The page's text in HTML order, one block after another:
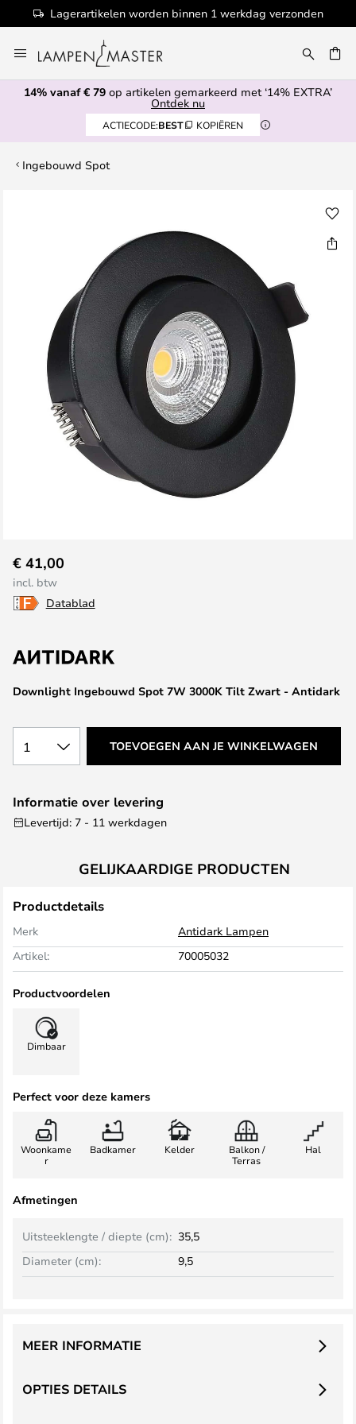
Lagerartikelen worden binnen 1 werkdag verzonden
naar
de
inhoud
14% vanaf € 79 op artikelen gemarkeerd met ‘14% EXTRA’
Ontdek nu
ACTIECODE:BEST KOPIËREN
Ingebouwd Spot
afbeeldingen-
naar
het
begin
de
afbeeldingen-
gallerij
Downlight Ingebouwd Spot 7W 3000K Tilt Zwart - Antidark
€ 41,00
incl. btw
Datablad
1 TOEVOEGEN AAN JE WINKELWAGEN
Informatie over levering
Levertijd: 7 - 11 werkdagen
GELIJKAARDIGE PRODUCTEN
Productdetails
Merk
Antidark Lampen
Artikel:
70005032
Productvoordelen
Dimbaar
Perfect voor deze kamers
Woonkame
r
Badkamer Kelder
Balkon /
Terras
Hal
Afmetingen
Uitsteeklengte / diepte (cm): 35,5
Diameter (cm):
9,5
OPTIES DETAILS
MEER INFORMATIE